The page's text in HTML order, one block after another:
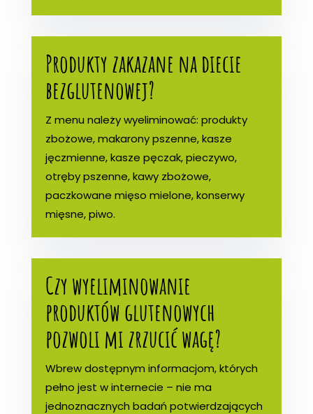
Produkty zakazane na diecie
bezglutenowej?
Z menu należy wyeliminować: produkty
zbożowe, makarony pszenne, kasze
jęczmienne, kasze pęczak, pieczywo,
otręby pszenne, kawy zbożowe,
paczkowane mięso mielone, konserwy
mięsne, piwo.
Czy wyeliminowanie
produktów glutenowych
pozwoli mi zrzucić wagę?
Wbrew dostępnym informacjom, których
pełno jest w internecie – nie ma
jednoznacznych badań potwierdzających